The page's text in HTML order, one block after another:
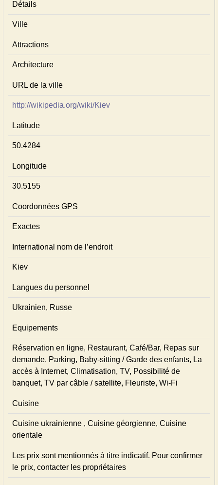
Détails
Ville
Attractions
Architecture
URL de la ville
http://wikipedia.org/wiki/Kiev
Latitude
50.4284
Longitude
30.5155
Coordonnées GPS
Exactes
International nom de l’endroit
Kiev
Langues du personnel
Ukrainien, Russe
Equipements
Réservation en ligne, Restaurant, Café/Bar, Repas sur
demande, Parking, Baby-sitting / Garde des enfants, La
accès à Internet, Climatisation, TV, Possibilité de
banquet, TV par câble / satellite, Fleuriste, Wi-Fi
Cuisine
Cuisine ukrainienne , Cuisine géorgienne, Cuisine
orientale
Les prix sont mentionnés à titre indicatif. Pour confirmer
le prix, contacter les propriétaires